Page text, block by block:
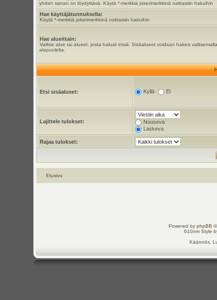
yhden sanan on löydyttävä. Käytä *-merkkiä jokerimerkkinä osittaisiin hakuihin
Hae käyttäjätunnuksella:
Käytä *-merkkiä jokerimerkkinä osittaisiin hakuihin
Hae alueittain:
Valitse alue tai alueet, josta haluat etsiä. Sisäalueet voidaan hakea
alapuolelta.
Etsi sisäalueet: Kyllä Ei
Lajittele tulokset:
Nouseva
Laskeva
Rajaa tulokset:
Etusivu
Powered by phpBB
610nm Style
Käännös,